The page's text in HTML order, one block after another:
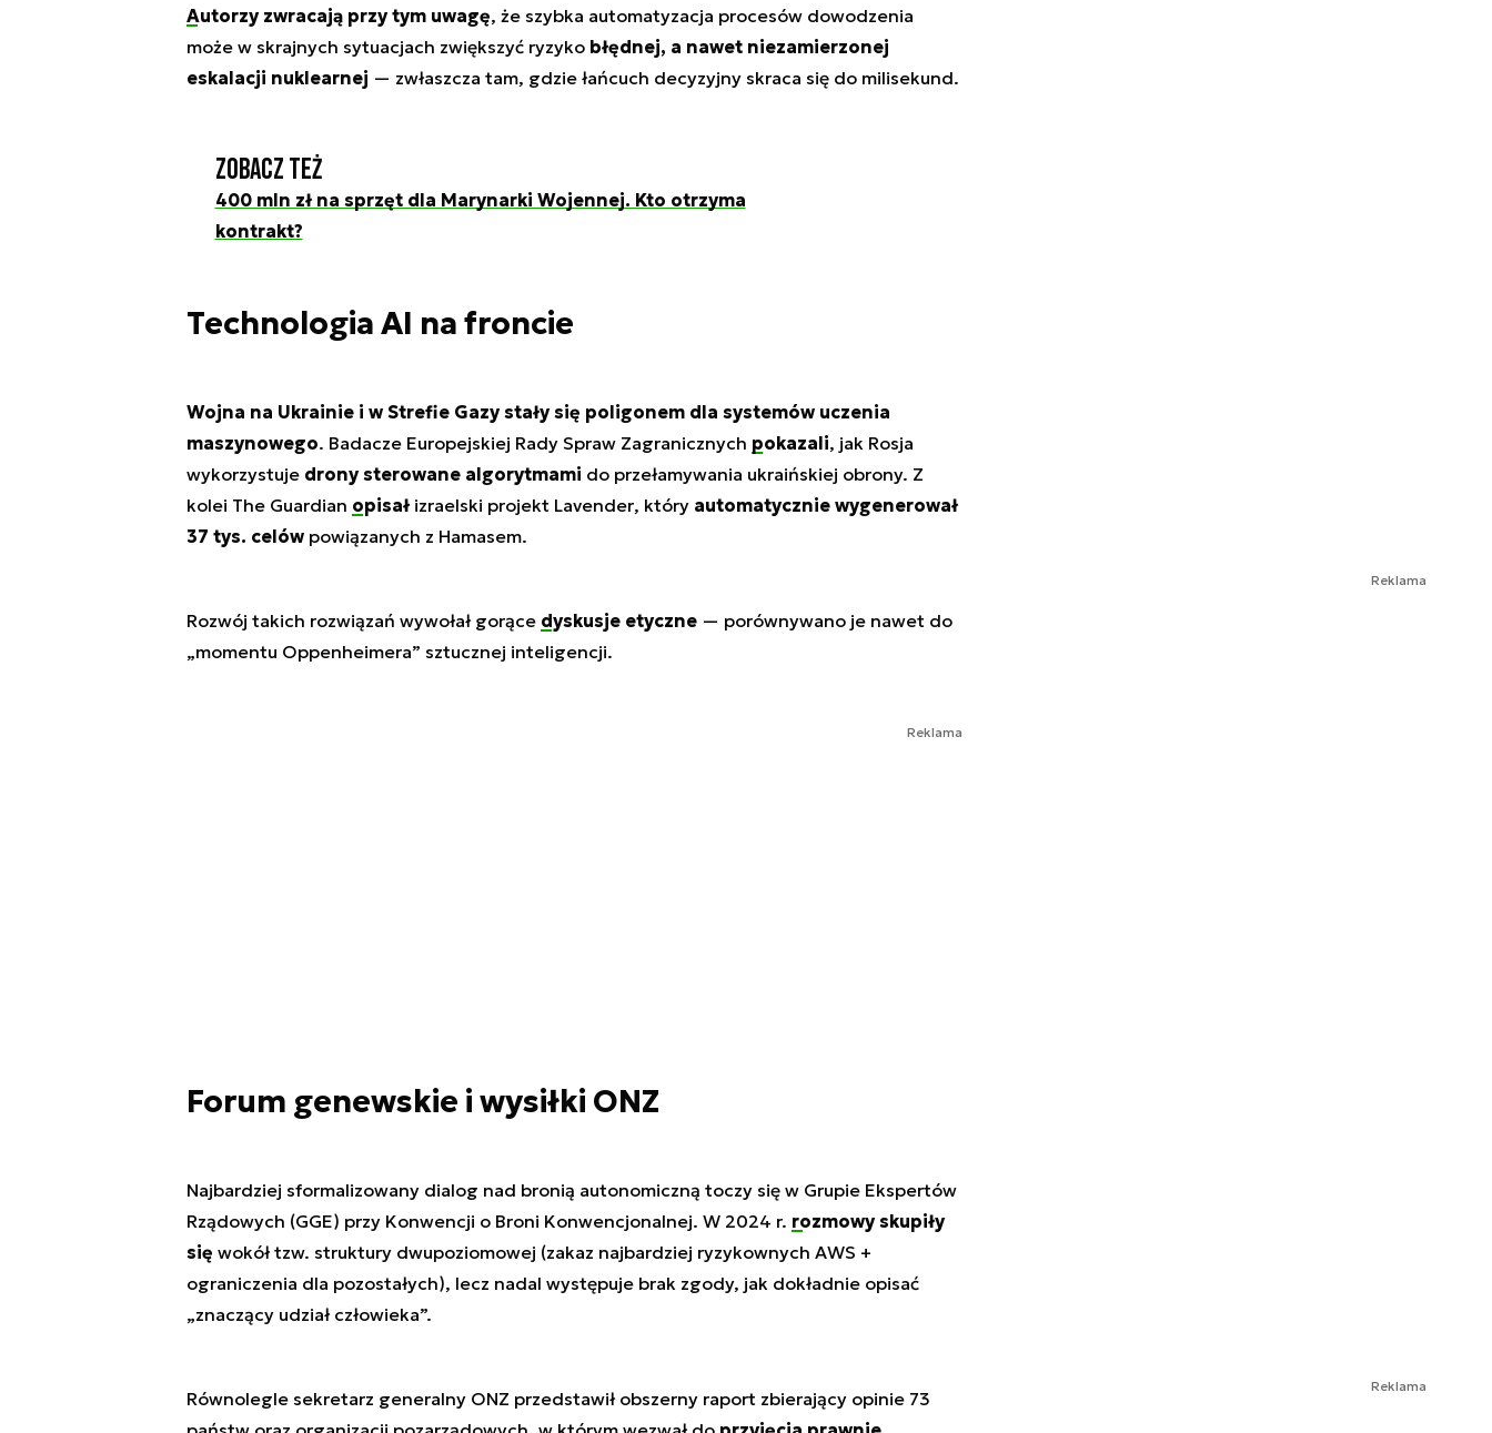
Autorzy zwracają przy tym uwagę, że szybka automatyzacja procesów dowodzenia
może w skrajnych sytuacjach zwiększyć ryzyko błędnej, a nawet niezamierzonej
eskalacji nuklearnej — zwłaszcza tam, gdzie łańcuch decyzyjny skraca się do milisekund.
Zobacz też
400 mln zł na sprzęt dla Marynarki Wojennej. Kto otrzyma
kontrakt?
Technologia AI na froncie
Wojna na Ukrainie i w Strefie Gazy stały się poligonem dla systemów uczenia
maszynowego. Badacze Europejskiej Rady Spraw Zagranicznych pokazali, jak Rosja
wykorzystuje drony sterowane algorytmami do przełamywania ukraińskiej obrony. Z
kolei The Guardian opisałizraelski projekt Lavender, który automatycznie wygenerował
37 tys. celówpowiązanych z Hamasem.
Rozwój takich rozwiązań wywołał gorące dyskusje etyczne— porównywano je nawet do
„momentu Oppenheimera” sztucznej inteligencji.
Reklama
Forum genewskie i wysiłki ONZ
Najbardziej sformalizowany dialog nad bronią autonomiczną toczy się w Grupie Ekspertów
Rządowych (GGE) przy Konwencji o Broni Konwencjonalnej. W 2024 r. rozmowy skupiły
się wokół tzw. struktury dwupoziomowej (zakaz najbardziej ryzykownych AWS +
ograniczenia dla pozostałych), lecz nadal występuje brak zgody, jak dokładnie opisać
„znaczący udział człowieka”.
Równolegle sekretarz generalny ONZ przedstawił obszerny raport zbierający opinie 73
Reklama
Reklama